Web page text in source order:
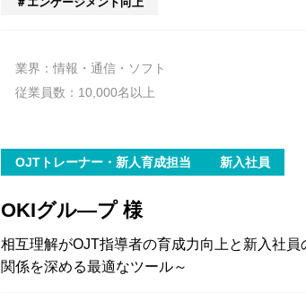
業界：情報・通信・ソフト
従業員数：10,000名以上
OJTトレーナー・新人育成担当 新入社員
OKIグル―プ 様
相互理解がOJT指導者の育成力向上と新入社
関係を深める最適なツール～